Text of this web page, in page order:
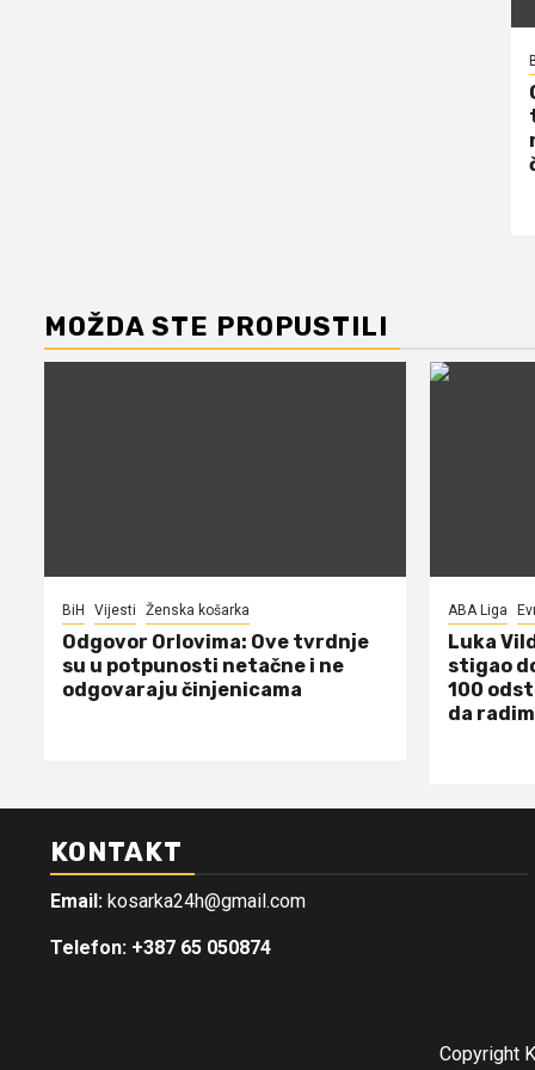
MOŽDA STE PROPUSTILI
BiH Vijesti Ženska košarka
Odgovor Orlovima: ​Ove tvrdnje
su u potpunosti netačne i ne
odgovaraju činjenicama
ABA Liga
Luka
stigao
100
da
KONTAKT
Email: kosarka24h@gmail.com
Telefon: +387 65 050874
Copyright